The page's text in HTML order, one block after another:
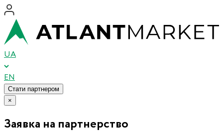
UA
EN
Стати партнером
×
Заявка на партнерство